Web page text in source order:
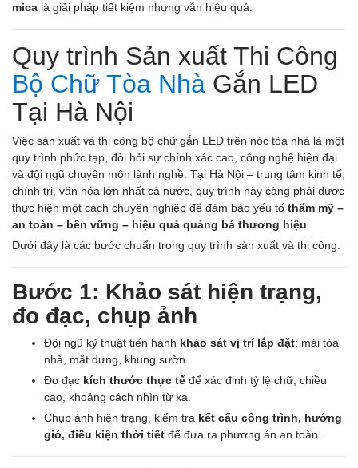
mica là giải pháp tiết kiệm nhưng vẫn hiệu quả.
Quy trình Sản xuất Thi Công
Bộ Chữ Tòa Nhà Gắn LED
Tại Hà Nội
Việc sản xuất và thi công bộ chữ gắn LED trên nóc tòa nhà là một
quy trình phức tạp, đòi hỏi sự chính xác cao, công nghệ hiện đại
và đội ngũ chuyên môn lành nghề. Tại Hà Nội – trung tâm kinh tế,
chính trị, văn hóa lớn nhất cả nước, quy trình này càng phải được
thực hiện một cách chuyên nghiệp để đảm bảo yếu tố thẩm mỹ –
an toàn – bền vững – hiệu quả quảng bá thương hiệu
Dưới đây là các bước chuẩn trong quy trình sản xuất và thi công:
Bước 1: Khảo sát hiện trạng,
đo đạc, chụp ảnh
Đội ngũ kỹ thuật tiến hành khảo sát vị trí lắp đặt: mái tòa
nhà, mặt dựng, khung sườn.
Đo đạc kích thước thực tế để xác định tỷ lệ chữ, chiều
cao, khoảng cách nhìn từ xa.
Chụp ảnh hiện trạng, kiểm tra kết cấu công trình, hướng
gió, điều kiện thời tiết để đưa ra phương án an toàn.